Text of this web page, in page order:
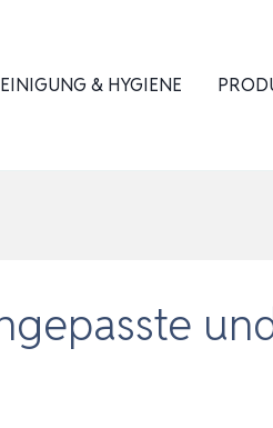
& HYGIENE